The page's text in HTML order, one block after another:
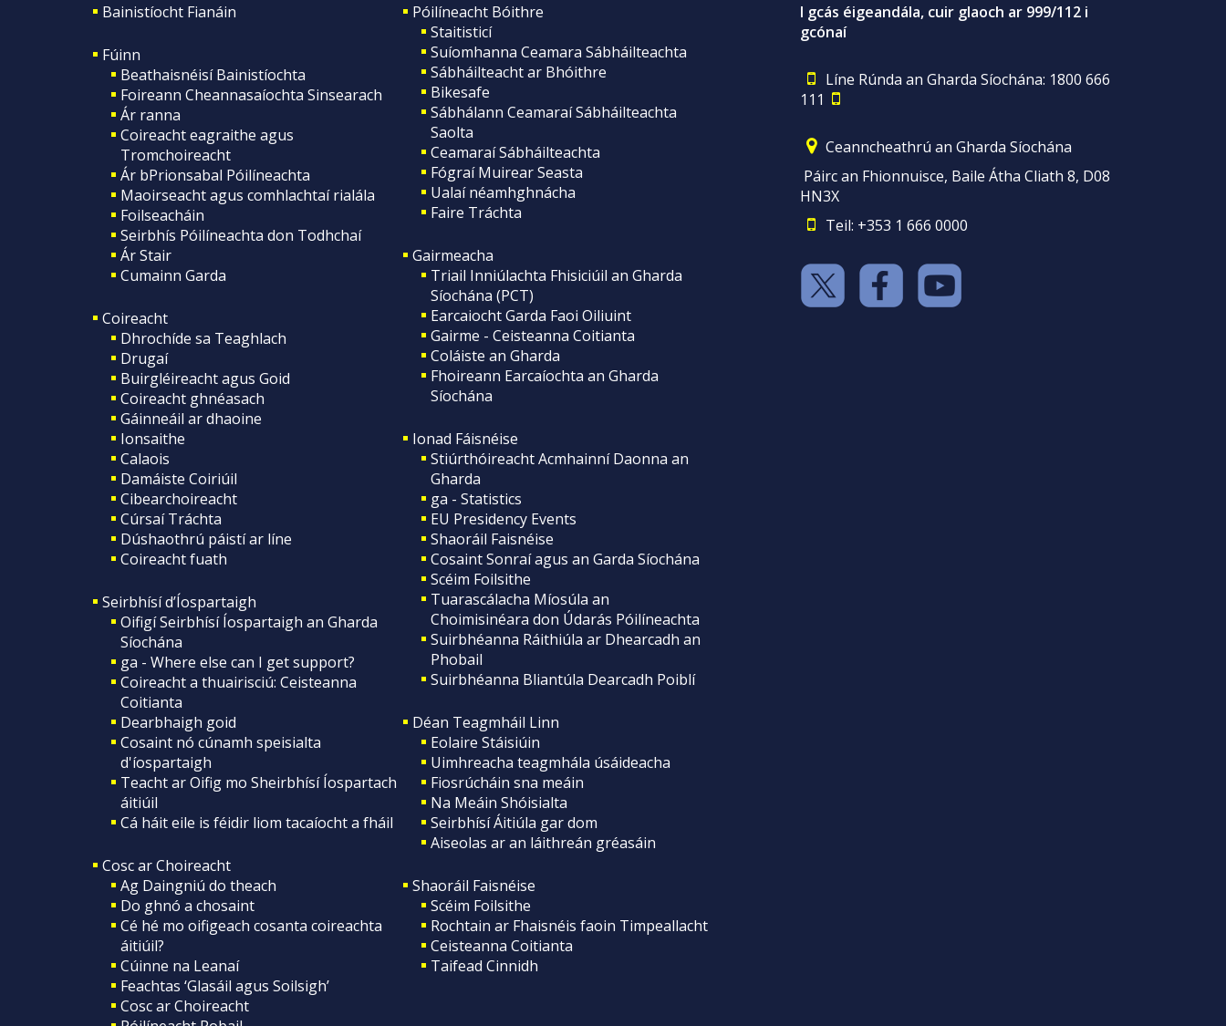
Bainistíocht Fianáin
Fúinn
Beathaisnéisí Bainistíochta
Foireann Cheannasaíochta Sinsearach
Ár ranna
Coireacht eagraithe agus
Tromchoireacht
Ár bPrionsabal Póilíneachta
Maoirseacht agus comhlachtaí rialála
Foilseacháin
Seirbhís Póilíneachta don Todhchaí
Ár Stair
Cumainn Garda
Coireacht
Dhrochíde sa Teaghlach
Drugaí
Buirgléireacht agus Goid
Coireacht ghnéasach
Gáinneáil ar dhaoine
Ionsaithe
Calaois
Damáiste Coiriúil
Cibearchoireacht
Cúrsaí Tráchta
Dúshaothrú páistí ar líne
Coireacht fuath
Seirbhísí d’Íospartaigh
Oifigí Seirbhísí Íospartaigh an Gharda
Síochána
ga - Where else can I get support?
Coireacht a thuairisciú: Ceisteanna
Coitianta
Dearbhaigh goid
Cosaint nó cúnamh speisialta
d'íospartaigh
Teacht ar Oifig mo Sheirbhísí Íospartach
áitiúil
Cá háit eile is féidir liom tacaíocht a fháil
Cosc ar Choireacht
Ag Daingniú do theach
Do ghnó a chosaint
Cé hé mo oifigeach cosanta coireachta
áitiúil?
Cúinne na Leanaí
Feachtas ‘Glasáil agus Soilsigh’
Cosc ar Choireacht
Póilíneacht Bóithre
Staitisticí
Suíomhanna Ceamara Sábháilteachta
Sábháilteacht ar Bhóithre
Bikesafe
Sábhálann Ceamaraí Sábháilteachta
Saolta
Ceamaraí Sábháilteachta
Fógraí Muirear Seasta
Ualaí néamhghnácha
Faire Tráchta
Gairmeacha
Triail Inniúlachta Fhisiciúil an Gharda
Síochána (PCT)
Earcaiocht Garda Faoi Oiliuint
Gairme - Ceisteanna Coitianta
Coláiste an Gharda
Fhoireann Earcaíochta an Gharda
Síochána
Ionad Fáisnéise
Stiúrthóireacht Acmhainní Daonna an
Gharda
ga - Statistics
EU Presidency Events
Shaoráil Faisnéise
Cosaint Sonraí agus an Garda Síochána
Scéim Foilsithe
Tuarascálacha Míosúla an
Choimisinéara don Údarás Póilíneachta
Suirbhéanna Ráithiúla ar Dhearcadh an
Phobail
Suirbhéanna Bliantúla Dearcadh Poiblí
Déan Teagmháil Linn
Eolaire Stáisiúin
Uimhreacha teagmhála úsáideacha
Fiosrúcháin sna meáin
Na Meáin Shóisialta
Seirbhísí Áitiúla gar dom
Aiseolas ar an láithreán gréasáin
Shaoráil Faisnéise
Scéim Foilsithe
Rochtain ar Fhaisnéis faoin Timpeallacht
Ceisteanna Coitianta
Taifead Cinnidh
I gcás éigeandála, cuir glaoch ar 999/112 i
gcónaí
Líne Rúnda an Gharda Síochána: 1800 666
111
Ceanncheathrú an Gharda Síochána
Páirc an Fhionnuisce, Baile Átha Cliath 8, D08
HN3X
Teil: +353 1 666 0000